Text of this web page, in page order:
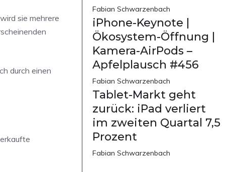
sie mehrere
durch einen
Fabian Schwarzenbach
iPhone-Keynote |
Ökosystem-Öffnung |
Kamera-AirPods –
Apfelplausch #456
Fabian Schwarzenbach
Tablet-Markt geht
zurück: iPad verliert
im zweiten Quartal 7,5
Prozent
Fabian Schwarzenbach